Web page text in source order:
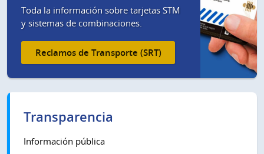
Toda la información sobre tarjetas STM
y sistemas de combinaciones.
Reclamos de Transporte (SRT)
Transparencia
Información pública